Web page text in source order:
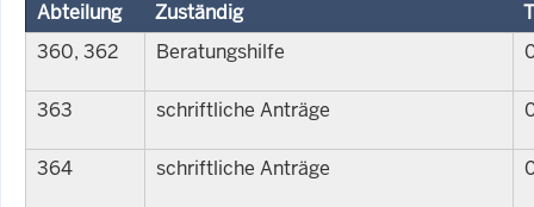
Abteilung Zuständig
360, 362
Beratungshilfe
363 schriftliche Anträge
364 schriftliche Anträge